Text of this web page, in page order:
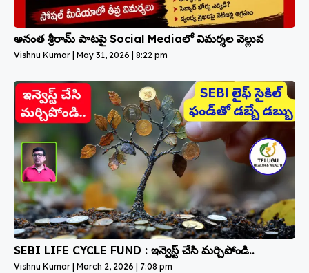
అనంత శ్రీరామ్ పాటపై Social Mediaలో విమర్శల వెల్లువ
Vishnu Kumar May 31, 2026 8:22 pm
SEBI LIFE CYCLE FUND : ఇన్వెస్ట్ చేసి మర్చిపోండి..
Vishnu Kumar March 2, 2026 7:08 pm